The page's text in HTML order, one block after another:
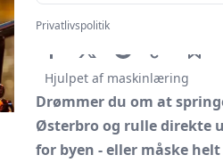
Af Kbhguide.dk
Hjulpet af maskinlæring
Drømmer du om at
Østerbro og rulle direkte
for byen - eller måske
Privatlivspolitik